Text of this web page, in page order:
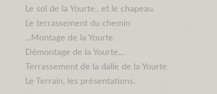
Le sol de la Yourte.. et le chapeau.
Le terrassement du chemin
...Montage de la Yourte.
Démontage de la Yourte...
Terrassement de la dalle de la Yourte
Le Terrain, les présentations.